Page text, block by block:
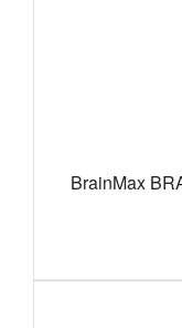
BrainMax